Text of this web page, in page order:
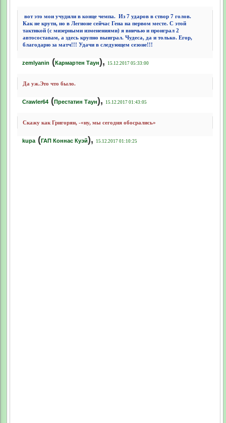
вот это мои учудили в конце чемпа. Из 7 ударов в створ 7 голов.
Как не крути, но в Легионе сейчас Гена на первом месте. С этой
тактикой (с мизерными изменениями) я вничью и проиграл 2
автосоставам, а здесь крупно выиграл. Чудеса, да и только. Егор,
благодарю за матч!!! Удачи в следующем сезоне!!!
zemlyanin (Кармартен Таун), 15.12.2017 05:33:00
Да уж.Это что было.
Crawler64(Престатин Таун), 15.12.2017 01:43:05
Скажу как Григорян, -«ну, мы сегодня обосрались»
kupa(ГАП Коннас Куэй), 15.12.2017 01:10:25